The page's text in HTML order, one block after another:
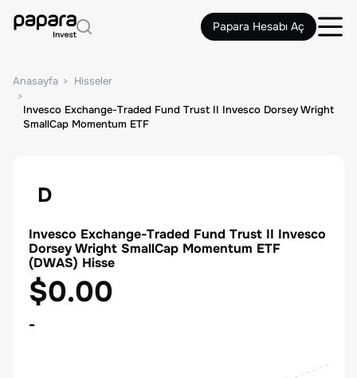
Papara Hesabı Aç
Anasayfa Hisseler
Invesco Exchange-Traded Fund Trust II Invesco Dorsey Wright
SmallCap Momentum ETF
D
Invesco Exchange-Traded Fund Trust II Invesco
Dorsey Wright SmallCap Momentum ETF
(DWAS) Hisse
$0.00
-